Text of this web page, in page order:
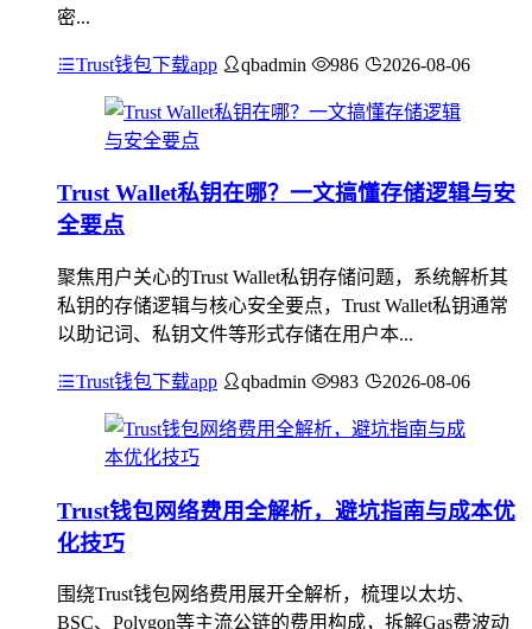
密...
Trust钱包下载app qbadmin 986 2026-08-06
Trust Wallet私钥在哪？一文搞懂存储逻辑与安
全要点
聚焦用户关心的Trust Wallet私钥存储问题，系统解析其
私钥的存储逻辑与核心安全要点，Trust Wallet私钥通常
以助记词、私钥文件等形式存储在用户本...
Trust钱包下载app qbadmin 983 2026-08-06
Trust钱包网络费用全解析，避坑指南与成本优
化技巧
围绕Trust钱包网络费用展开全解析，梳理以太坊、
BSC、Polygon等主流公链的费用构成，拆解Gas费波动